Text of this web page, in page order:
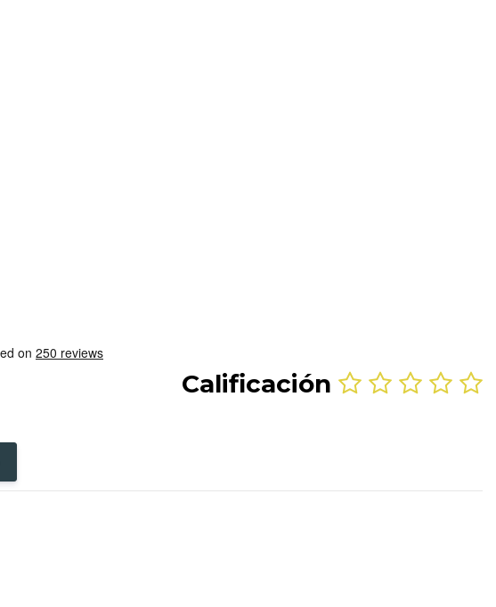
Calificación